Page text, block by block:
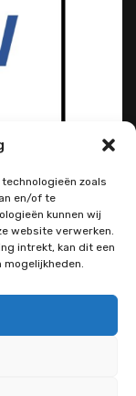
zoals
en/of te
kunnen wij
website verwerken.
intrekt, kan dit een
mogelijkheden.